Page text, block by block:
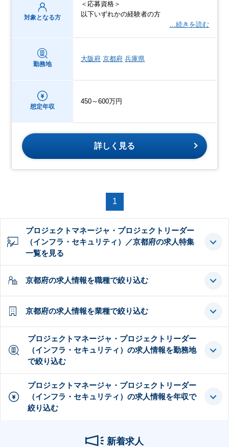
対象となる方
＜応募資格＞
以下いずれかの経験者の方
…続きを読む
勤務地
大阪府 京都府 兵庫県
想定年収
450～600万円
詳しく見る
1
プロジェクトマネージャ・プロジェクトリーダー
（インフラ・セキュリティ）／京都府の求人特集
一覧を見る
京都府の求人情報を職種で絞り込む
京都府の求人情報を業種で絞り込む
プロジェクトマネージャ・プロジェクトリーダー
（インフラ・セキュリティ）の求人情報を勤務地
で絞り込む
プロジェクトマネージャ・プロジェクトリーダー
（インフラ・セキュリティ）の求人情報を年収で
絞り込む
新着求人